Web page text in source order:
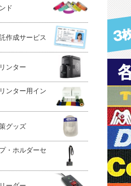
ド
作成サービス
ンター
ンター用イン
グッズ
・ホルダーセ